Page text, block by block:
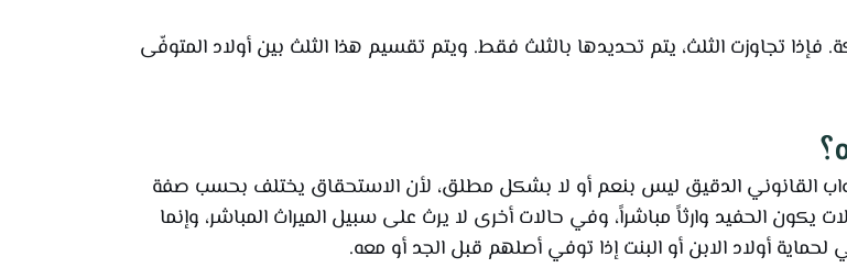
فإذا تجاوزت الثلث، يتم تحديدها بالثلث فقط. ويتم تقسيم هذا الثلث بين أولاد المتوفّى
القانوني الدقيق ليس بنعم أو لا بشكل مطلق، لأن الاستحقاق يختلف بحسب صفة
الحفيد وارثاً مباشراً، وفي حالات أخرى لا يرث على سبيل الميراث المباشر، وإنما
لحماية أولاد الابن أو البنت إذا توفي أصلهم قبل الجد أو معه.